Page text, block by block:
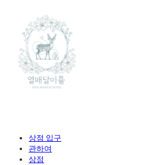
상점 입구
관하여
상점